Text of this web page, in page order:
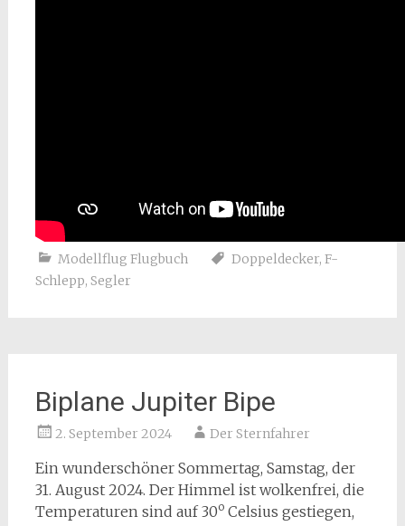
Modellflug Flugbuch Doppeldecker, F-
Schlepp, Segler
Biplane Jupiter Bipe
2. September 2024 Der Sternfahrer
Ein wunderschöner Sommertag, Samstag, der
31. August 2024. Der Himmel ist wolkenfrei, die
Temperaturen sind auf 30oCelsius gestiegen,